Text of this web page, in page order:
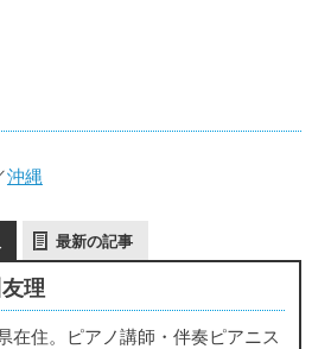
沖縄
最新の記事
理
在住。ピアノ講師・伴奏ピアニス